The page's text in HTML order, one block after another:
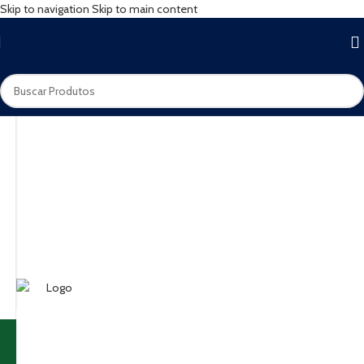
Skip to navigation Skip to main content